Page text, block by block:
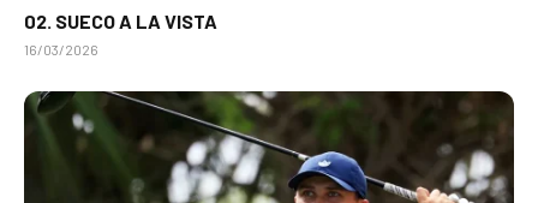
02. SUECO A LA VISTA
16/03/2026